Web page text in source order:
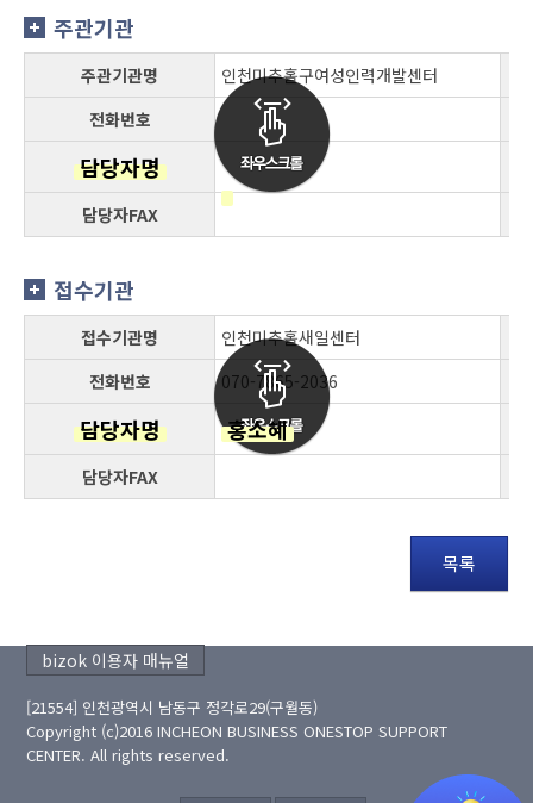
주관기관
주관기관명
인천미추홀구여성인력개발센터
전화번호
담당자명
담당자FAX
접수기관
접수기관명
인천미추홀새일센터
전화번호
070-7865-2036
담당자명 홍소혜
담당자FAX
목록
bizok 이용자 매뉴얼
[21554] 인천광역시 남동구 정각로29(구월동)
Copyright (c)2016 INCHEON BUSINESS ONESTOP SUPPORT
CENTER. All rights reserved.